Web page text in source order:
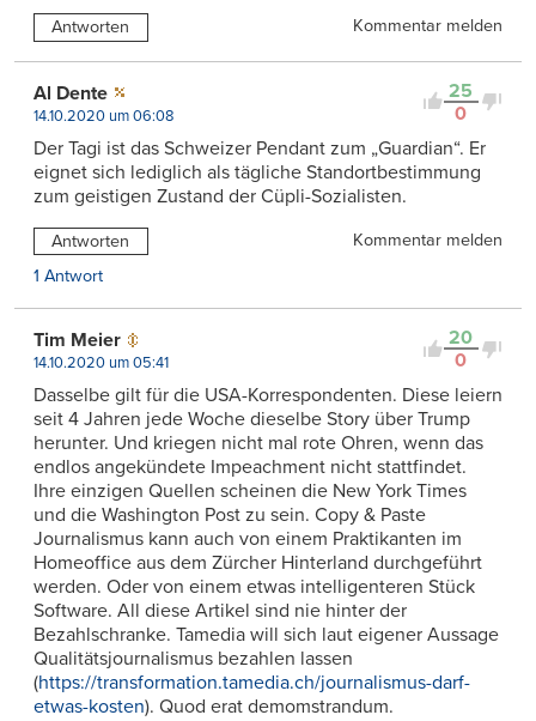
Antworten Kommentar melden
25
0
Al Dente
14.10.2020 um 06:08
Der Tagi ist das Schweizer Pendant zum „Guardian“. Er
eignet sich lediglich als tägliche Standortbestimmung
zum geistigen Zustand der Cüpli-Sozialisten.
Antworten
Kommentar melden
1 Antwort
20
0
Tim Meier
14.10.2020 um 05:41
Dasselbe gilt für die USA-Korrespondenten. Diese leiern
seit 4 Jahren jede Woche dieselbe Story über Trump
herunter. Und kriegen nicht mal rote Ohren, wenn das
endlos angekündete Impeachment nicht stattfindet.
Ihre einzigen Quellen scheinen die New York Times
und die Washington Post zu sein. Copy & Paste
Journalismus kann auch von einem Praktikanten im
Homeoffice aus dem Zürcher Hinterland durchgeführt
werden. Oder von einem etwas intelligenteren Stück
Software. All diese Artikel sind nie hinter der
Bezahlschranke. Tamedia will sich laut eigener Aussage
Qualitätsjournalismus bezahlen lassen
(https://transformation.tamedia.ch/journalismus-darf-
etwas-kosten). Quod erat demomstrandum.